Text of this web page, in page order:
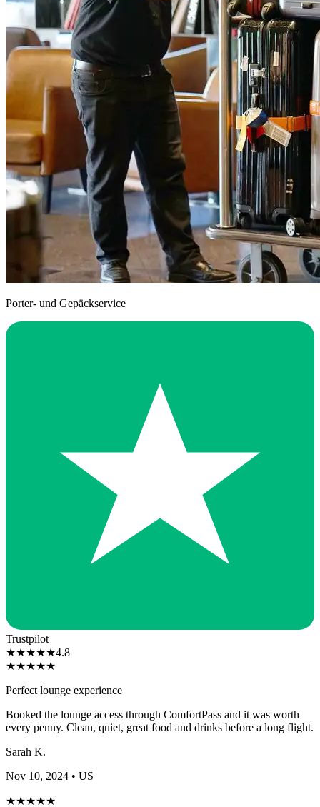
Porter- und Gepäckservice
Trustpilot
★★★★★4.8
★★★★★
Perfect lounge experience
Booked the lounge access through ComfortPass and it was worth
every penny. Clean, quiet, great food and drinks before a long flight.
Sarah K.
Nov 10, 2024 • US
★★★★★